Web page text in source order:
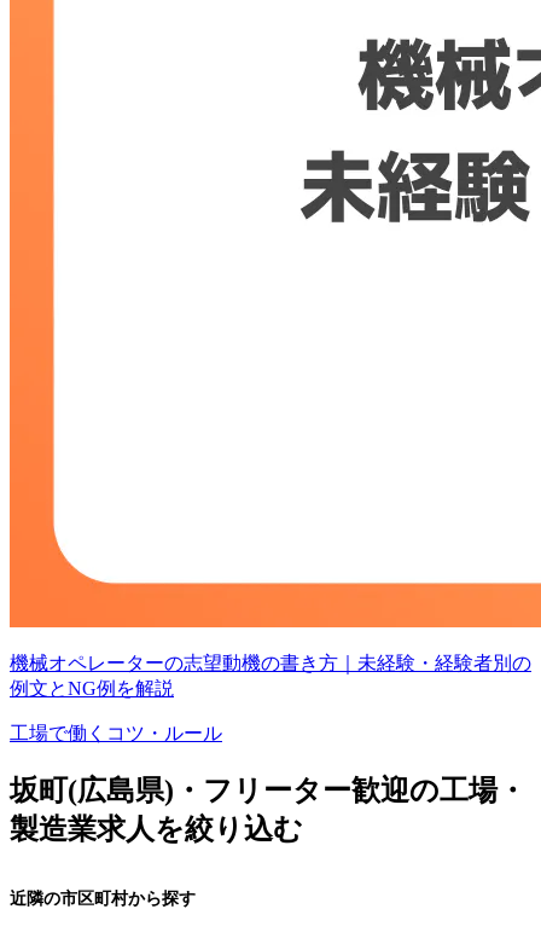
機械オペレーターの志望動機の書き方｜未経験・経験者別の
例文とNG例を解説
工場で働くコツ・ルール
坂町(広島県)・フリーター歓迎の工場・
製造業求人を絞り込む
近隣の市区町村から探す